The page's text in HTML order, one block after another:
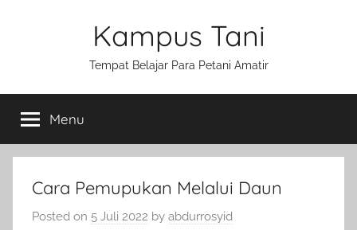
Kampus Tani
Tempat Belajar Para Petani Amatir
Menu
Cara Pemupukan Melalui Daun
Posted on 5 Juli 2022 by abdurrosyid